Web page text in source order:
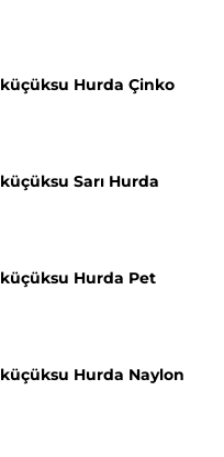
küçüksu Hurda Çinko
küçüksu Sarı Hurda
küçüksu Hurda Pet
küçüksu Hurda Naylon